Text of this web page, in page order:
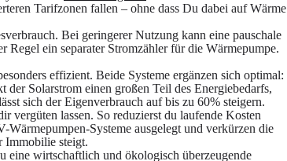
Tarifzonen fallen – ohne dass Du dabei auf Wärme
Bei geringerer Nutzung kann eine pauschale
ein separater Stromzähler für die Wärmepumpe.
effizient. Beide Systeme ergänzen sich optimal:
Solarstrom einen großen Teil des Energiebedarfs,
sich der Eigenverbrauch auf bis zu 60% steigern.
vergüten lassen. So reduzierst du laufende Kosten
Systeme ausgelegt und verkürzen die
Immobilie steigt.
eine wirtschaftlich und ökologisch überzeugende